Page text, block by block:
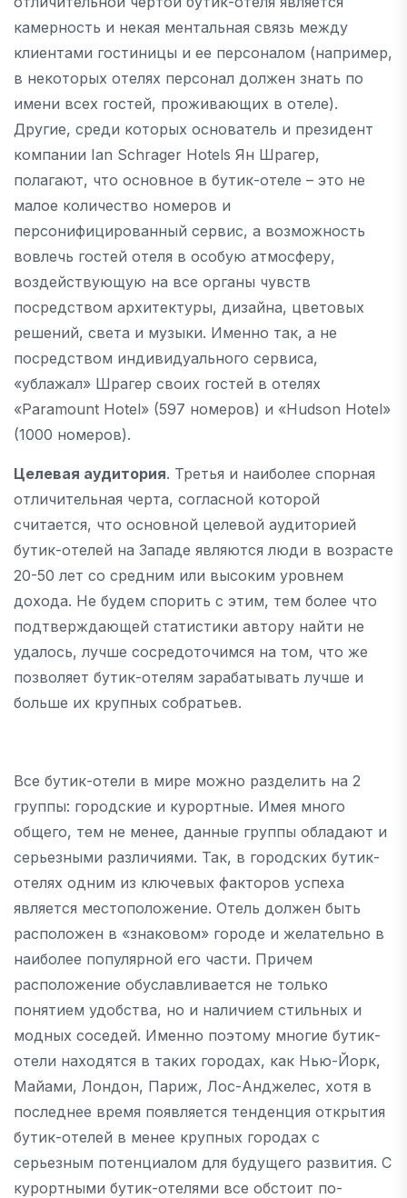
камерность и некая ментальная связь между
клиентами гостиницы и ее персоналом (например,
в некоторых отелях персонал должен знать по
имени всех гостей, проживающих в отеле).
Другие, среди которых основатель и президент
компании Ian Schrager Hotels Ян Шрагер,
полагают, что основное в бутик-отеле – это не
малое количество номеров и
персонифицированный сервис, а возможность
вовлечь гостей отеля в особую атмосферу,
воздействующую на все органы чувств
посредством архитектуры, дизайна, цветовых
решений, света и музыки. Именно так, а не
посредством индивидуального сервиса,
«ублажал» Шрагер своих гостей в отелях
«Paramount Hotel» (597 номеров) и «Hudson Hotel»
(1000 номеров).
Целевая аудитория. Третья и наиболее спорная
отличительная черта, согласной которой
считается, что основной целевой аудиторией
бутик-отелей на Западе являются люди в возрасте
20-50 лет со средним или высоким уровнем
дохода. Не будем спорить с этим, тем более что
подтверждающей статистики автору найти не
удалось, лучше сосредоточимся на том, что же
позволяет бутик-отелям зарабатывать лучше и
больше их крупных собратьев.
Все бутик-отели в мире можно разделить на 2
группы: городские и курортные. Имея много
общего, тем не менее, данные группы обладают и
серьезными различиями. Так, в городских бутик-
отелях одним из ключевых факторов успеха
является местоположение. Отель должен быть
расположен в «знаковом» городе и желательно в
наиболее популярной его части. Причем
расположение обуславливается не только
понятием удобства, но и наличием стильных и
модных соседей. Именно поэтому многие бутик-
отели находятся в таких городах, как Нью-Йорк,
Майами, Лондон, Париж, Лос-Анджелес, хотя в
последнее время появляется тенденция открытия
бутик-отелей в менее крупных городах с
серьезным потенциалом для будущего развития. С
курортными бутик-отелями все обстоит по-